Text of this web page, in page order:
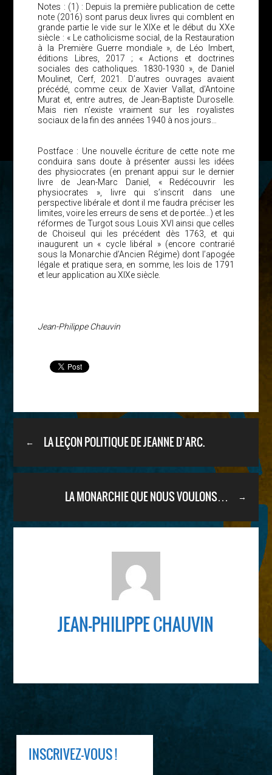
Notes : (1) : Depuis la première publication de cette
note (2016) sont parus deux livres qui comblent en
grande partie le vide sur le XIXe et le début du XXe
siècle : « Le catholicisme social, de la Restauration
à la Première Guerre mondiale », de Léo Imbert,
éditions Libres, 2017 ; « Actions et doctrines
sociales des catholiques. 1830-1930 », de Daniel
Moulinet, Cerf, 2021. D’autres ouvrages avaient
précédé, comme ceux de Xavier Vallat, d’Antoine
Murat et, entre autres, de Jean-Baptiste Duroselle.
Mais rien n’existe vraiment sur les royalistes
sociaux de la fin des années 1940 à nos jours…
Postface : Une nouvelle écriture de cette note me
conduira sans doute à présenter aussi les idées
des physiocrates (en prenant appui sur le dernier
livre de Jean-Marc Daniel, « Redécouvrir les
physiocrates », livre qui s’inscrit dans une
perspective libérale et dont il me faudra préciser les
limites, voire les erreurs de sens et de portée…) et les
réformes de Turgot sous Louis XVI ainsi que celles
de Choiseul qui les précédent dès 1763, et qui
inaugurent un « cycle libéral » (encore contrarié
sous la Monarchie d’Ancien Régime) dont l’apogée
légale et pratique sera, en somme, les lois de 1791
et leur application au XIXe siècle.
Jean-Philippe Chauvin
← LA LEÇON POLITIQUE DE JEANNE D’ARC.
→
LA MONARCHIE QUE NOUS VOULONS…
JEAN-PHILIPPE CHAUVIN
INSCRIVEZ-VOUS !